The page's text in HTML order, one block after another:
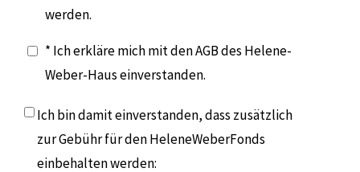
werden.
* Ich erkläre mich mit den AGB des Helene-
Weber-Haus einverstanden.
Ich bin damit einverstanden, dass zusätzlich
zur Gebühr für den HeleneWeberFonds
einbehalten werden: